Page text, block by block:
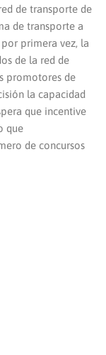
de transporte de
de transporte a
primera vez, la
de la red de
promotores de
la capacidad
que incentive
que
de concursos